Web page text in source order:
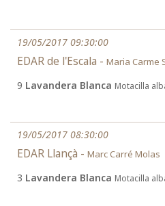
19/05/2017 09:30:00
EDAR de l'Escala - Maria Carme
9 Lavandera Blanca Motacilla
19/05/2017 08:30:00
EDAR Llançà - Marc Carré Molas
3 Lavandera Blanca Motacilla